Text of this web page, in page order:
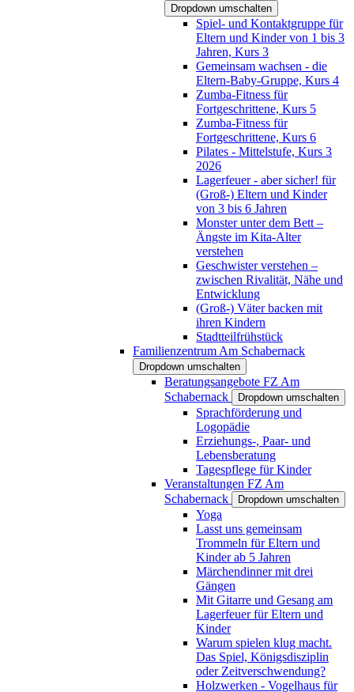
Dropdown umschalten
Spiel- und Kontaktgruppe für
Eltern und Kinder von 1 bis 3
Jahren, Kurs 3
Gemeinsam wachsen - die
Eltern-Baby-Gruppe, Kurs 4
Zumba-Fitness für
Fortgeschrittene, Kurs 5
Zumba-Fitness für
Fortgeschrittene, Kurs 6
Pilates - Mittelstufe, Kurs 3
2026
Lagerfeuer - aber sicher! für
(Groß-) Eltern und Kinder
von 3 bis 6 Jahren
Monster unter dem Bett –
Ängste im Kita-Alter
verstehen
Geschwister verstehen –
zwischen Rivalität, Nähe und
Entwicklung
(Groß-) Väter backen mit
ihren Kindern
Stadtteilfrühstück
Familienzentrum Am Schabernack
Dropdown umschalten
Beratungsangebote FZ Am
Schabernack
Dropdown umschalten
Sprachförderung und
Logopädie
Erziehungs-, Paar- und
Lebensberatung
Tagespflege für Kinder
Veranstaltungen FZ Am
Schabernack
Dropdown umschalten
Yoga
Lasst uns gemeinsam
Trommeln für Eltern und
Kinder ab 5 Jahren
Märchendinner mit drei
Gängen
Mit Gitarre und Gesang am
Lagerfeuer für Eltern und
Kinder
Warum spielen klug macht.
Das Spiel, Königsdisziplin
oder Zeitverschwendung?
Holzwerken - Vogelhaus für